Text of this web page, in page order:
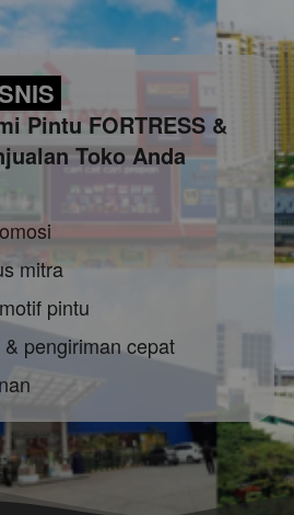
Pintu FORTRESS &
Toko Anda
mitra
pintu
pengiriman cepat